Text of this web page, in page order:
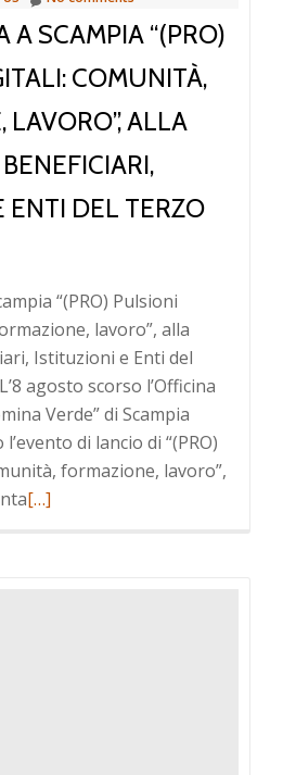
A SCAMPIA “(PRO)
COMUNITÀ,
LAVORO”, ALLA
ENTI DEL TERZO
“(PRO) Pulsioni
lavoro”, alla
Istituzioni e Enti del
scorso l’Officina
Verde” di Scampia
di lancio di “(PRO)
formazione, lavoro”,
[…]